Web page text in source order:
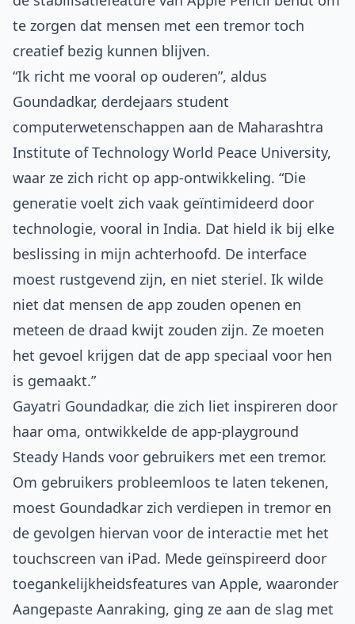
te zorgen dat mensen met een tremor toch
creatief bezig kunnen blijven.
“Ik richt me vooral op ouderen”, aldus
Goundadkar, derdejaars student
computerwetenschappen aan de Maharashtra
Institute of Technology World Peace University,
waar ze zich richt op app-ontwikkeling. “Die
generatie voelt zich vaak geïntimideerd door
technologie, vooral in India. Dat hield ik bij elke
beslissing in mijn achterhoofd. De interface
moest rustgevend zijn, en niet steriel. Ik wilde
niet dat mensen de app zouden openen en
meteen de draad kwijt zouden zijn. Ze moeten
het gevoel krijgen dat de app speciaal voor hen
is gemaakt.”
Gayatri Goundadkar, die zich liet inspireren door
haar oma, ontwikkelde de app-playground
Steady Hands voor gebruikers met een tremor.
Om gebruikers probleemloos te laten tekenen,
moest Goundadkar zich verdiepen in tremor en
de gevolgen hiervan voor de interactie met het
touchscreen van iPad. Mede geïnspireerd door
toegankelijkheidsfeatures van Apple, waaronder
Aangepaste Aanraking, ging ze aan de slag met